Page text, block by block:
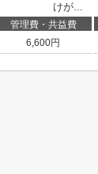
けが...
管理費・共益費
6,600円